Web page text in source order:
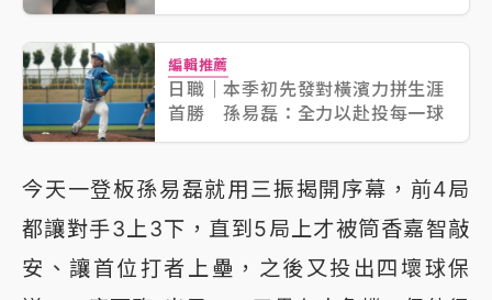
編輯推薦
日職｜本季初先發對橫濱力拼生涯
首勝 孫易磊：全力以赴投每一球
今天一登板孫易磊就用三振揭開序幕，前4局
都讓對手3上3下，直到5局上才被筒香嘉智敲
安、讓首位打者上壘，之後又投出四壞球保